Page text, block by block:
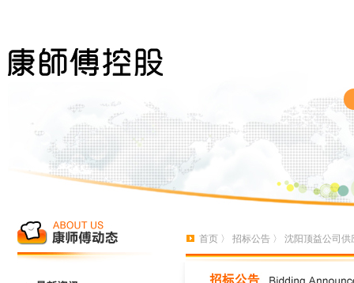
首页 〉 招标公告 〉 沈阳顶益公司